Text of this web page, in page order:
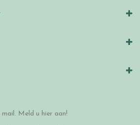
Meld u hier aan!